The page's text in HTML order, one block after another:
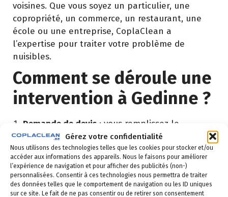
Gérez votre confidentialité
Nous utilisons des technologies telles que les cookies pour stocker et/ou
accéder aux informations des appareils. Nous le faisons pour améliorer
l’expérience de navigation et pour afficher des publicités (non-)
personnalisées. Consentir à ces technologies nous permettra de traiter
des données telles que le comportement de navigation ou les ID uniques
sur ce site. Le fait de ne pas consentir ou de retirer son consentement
voisines. Que vous soyez un particulier, une
copropriété, un commerce, un restaurant, une
école ou une entreprise, CoplaClean a
l’expertise pour traiter votre problème de
nuisibles.
Comment se déroule une
intervention à Gedinne ?
Demande de devis : vous remplissez le
formulaire ci-dessous ou vous nous appelez au
02 523 21 89. Réponse sous 24h.
Diagnostic gratuit: notre technicien vient
identifier la nuisance et son origine.